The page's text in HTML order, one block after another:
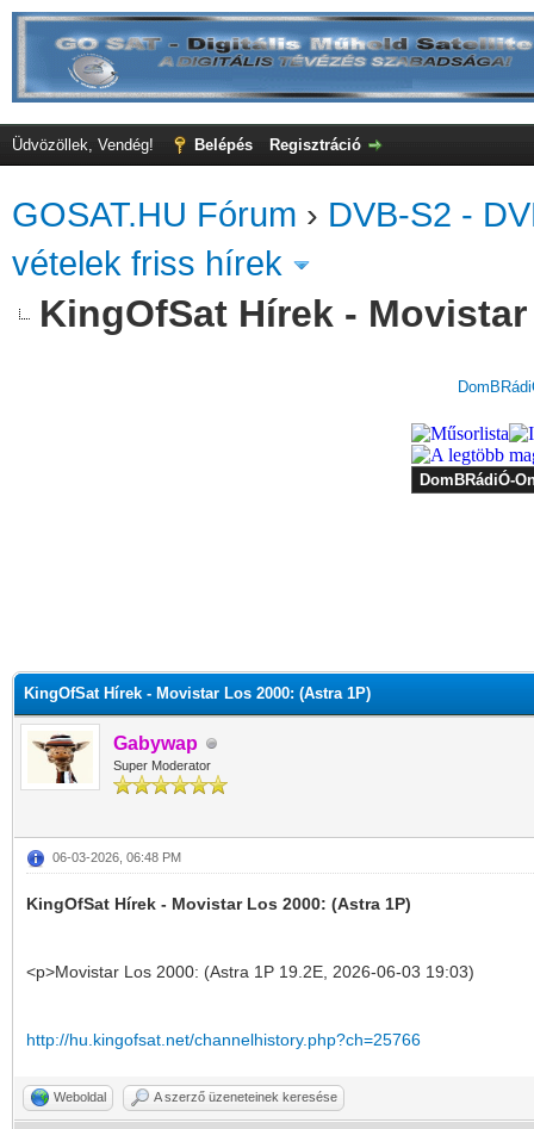
Üdvözöllek, Vendég! Belépés Regisztráció
GOSAT.HU Fórum › DVB-S2 -
vételek friss hírek
KingOfSat Hírek -
KingOfSat Hírek - Movistar Los 2000: (Astra 1P)
Gabywap
Super Moderator
06-03-2026, 06:48 PM
KingOfSat Hírek - Movistar Los 2000: (Astra 1P)
<p>Movistar Los 2000: (Astra 1P 19.2E, 2026-06-03 19:03)
http://hu.kingofsat.net/channelhistory.php?ch=25766
Weboldal A szerző üzeneteinek keresése